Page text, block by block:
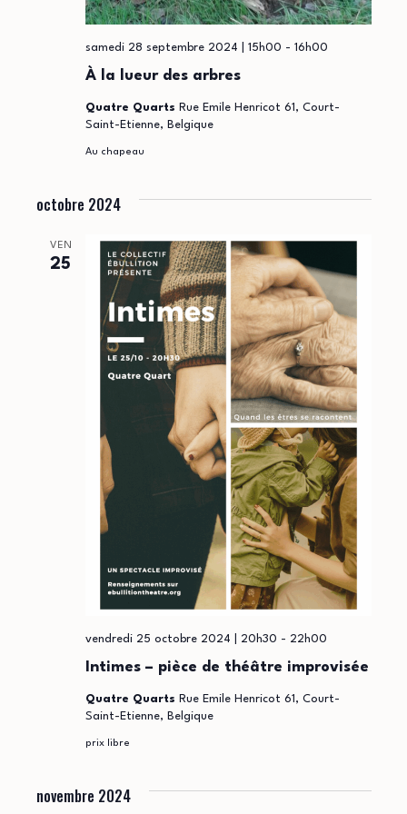
À la lueur des arbres
samedi 28 septembre 2024 | 15h00 - 16h00
Quatre Quarts Rue Emile Henricot 61, Court-
Saint-Etienne, Belgique
Au chapeau
octobre 2024
VEN
25
Intimes – pièce de théâtre improvisée
vendredi 25 octobre 2024 | 20h30 - 22h00
Quatre Quarts Rue Emile Henricot 61, Court-
Saint-Etienne, Belgique
prix libre
novembre 2024